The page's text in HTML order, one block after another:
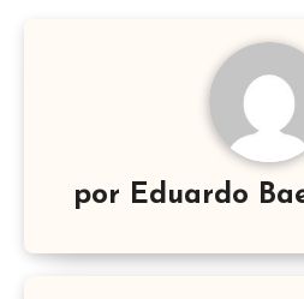
por Eduardo